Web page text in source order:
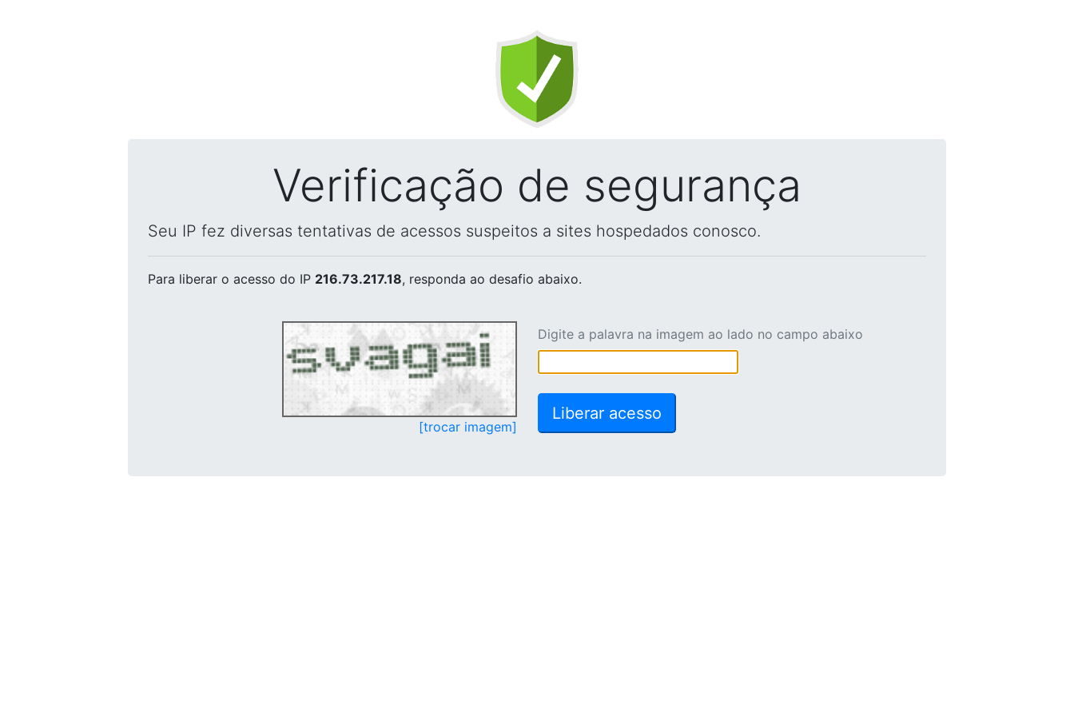
Verificação de segurança
Seu IP fez diversas tentativas de acessos suspeitos a sites hospedados conosco.
Para liberar o acesso do IP 216.73.217.18, responda ao desafio abaixo.
[trocar imagem]
Digite a palavra na imagem ao lado no campo abaixo